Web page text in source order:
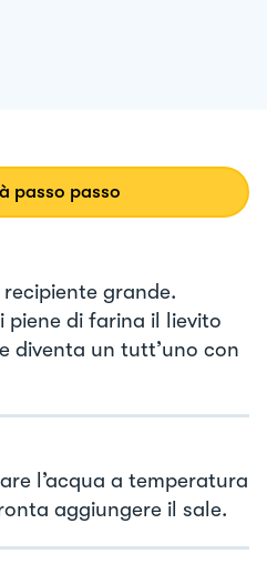
passo passo
grande.
piene di farina il lievito
diventa un tutt’uno con
l’acqua a temperatura
aggiungere il sale.